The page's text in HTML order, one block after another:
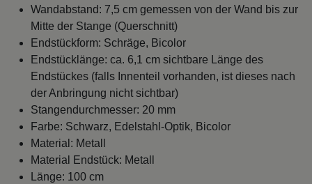
Wandabstand: 7,5 cm gemessen von der Wand bis zur
Mitte der Stange (Querschnitt)
Endstückform: Schräge, Bicolor
Endstücklänge: ca. 6,1 cm sichtbare Länge des
Endstückes (falls Innenteil vorhanden, ist dieses nach
der Anbringung nicht sichtbar)
Stangendurchmesser: 20 mm
Farbe: Schwarz, Edelstahl-Optik, Bicolor
Material: Metall
Material Endstück: Metall
Länge: 100 cm